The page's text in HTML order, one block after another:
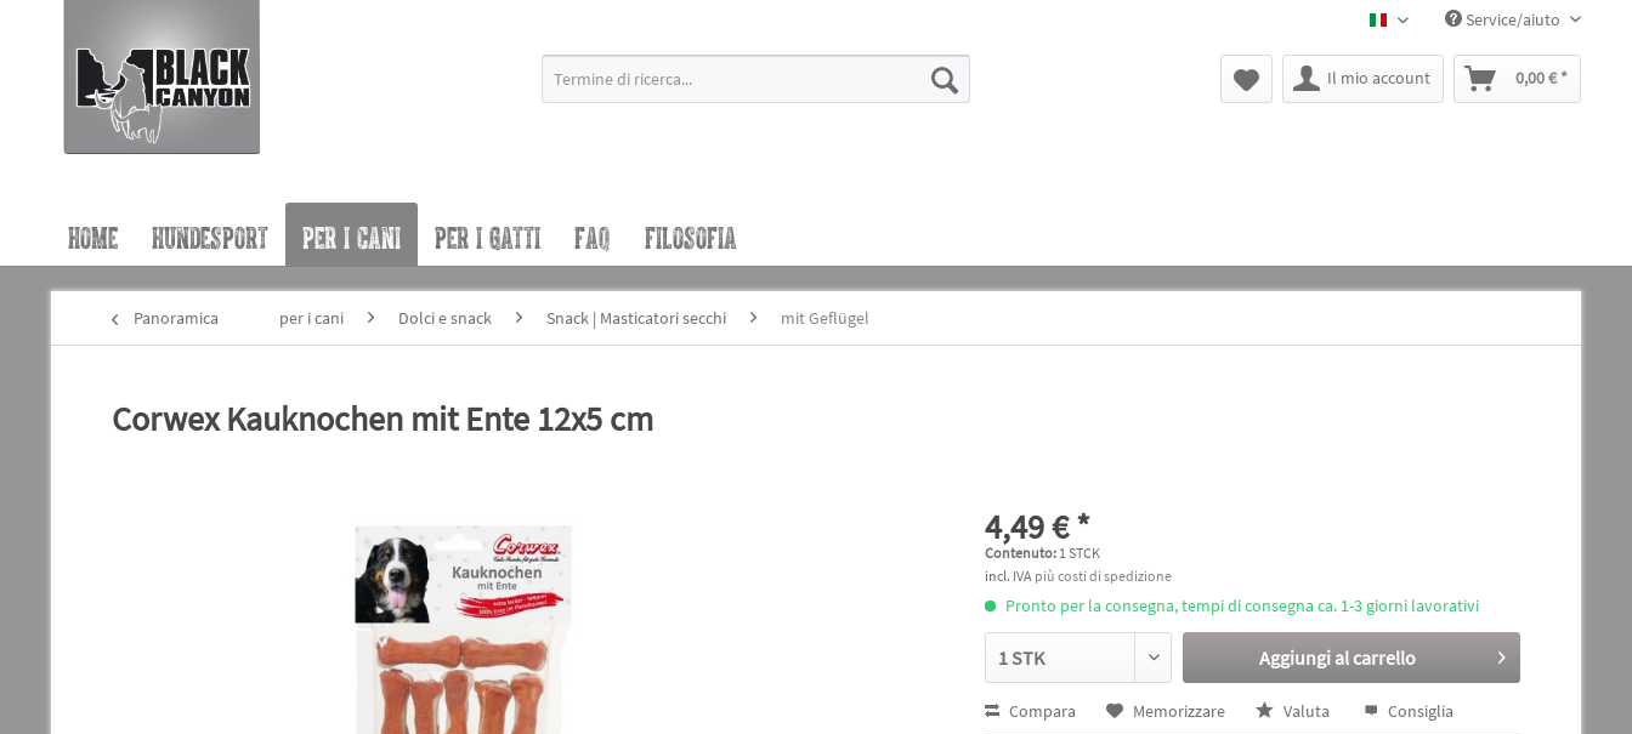
BLACK CANYON IT
Service/aiuto
Il mio account 0,00 € *
HOME HUNDESPORT PER I CANI PER I GATTI FAQ FILOSOFIA
Panoramica per i cani Dolci e snack Snack | Masticatori secchi mit Geflügel
Corwex Kauknochen mit Ente 12x5 cm
4,49 € *
Contenuto: 1 STCK
incl. IVA più costi di spedizione
Pronto per la consegna, tempi di consegna ca. 1-3 giorni lavorativi
Aggiungi alcarrello
Compara Memorizzare Valuta Consiglia